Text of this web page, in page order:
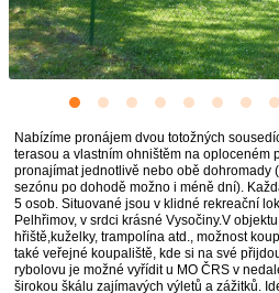
Nabízíme pronájem dvou totožných
terasou a vlastním ohništěm na oploceném
pronajímat jednotlivě nebo obě dohromady
sezónu po dohodě možno i méně dní).
5 osob. Situované jsou v klidné rekreační
Pelhřimov, v srdci krásné Vysočiny.V
hřiště,kuželky, trampolína atd., možnost
také veřejné koupaliště, kde si na své
rybolovu je možné vyřídit u MO ČRS v
širokou škálu zajímavých výletů a zážitků.